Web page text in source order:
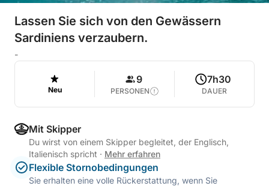
Lassen Sie sich von den Gewässern
Sardiniens verzaubern.
-
Neu
9
PERSONEN
7h30
DAUER
Mit Skipper
Du wirst von einem Skipper begleitet, der Englisch,
Italienisch spricht · Mehr erfahren
Flexible Stornobedingungen
Sie erhalten eine volle Rückerstattung, wenn Sie